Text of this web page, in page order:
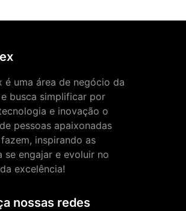
é uma área de negócio da
busca simplificar por
e inovação o
pessoas apaixonadas
inspirando as
se engajar e evoluir no
excelência!
nossas redes